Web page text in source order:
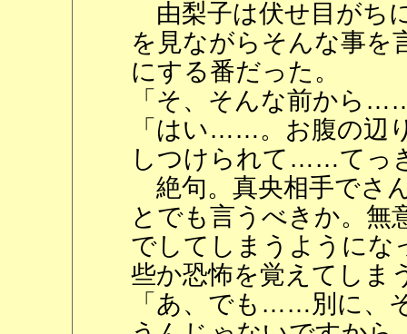
由梨子は伏せ目がち
を見ながらそんな事を
にする番だった。
「そ、そんな前から
「はい……。お腹の辺
しつけられて……てっ
絶句。真央相手でさ
とでも言うべきか。無
でしてしまうようにな
些か恐怖を覚えてしま
「あ、でも……別に、